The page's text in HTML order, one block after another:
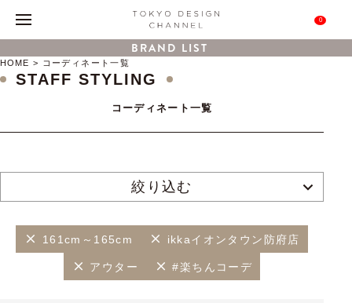
0
BRAND LIST
HOME コーディネート一覧
STAFF STYLING
コーディネート一覧
絞り込む
161cm～165cm ikkaイオンタウン防府店
アウター #楽ちんコーデ